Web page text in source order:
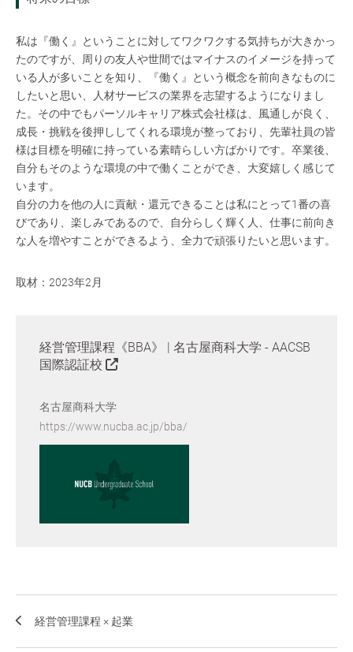
私は『働く』ということに対してワクワクする気持ちが大きかっ
たのですが、周りの友人や世間ではマイナスのイメージを持って
いる人が多いことを知り、『働く』という概念を前向きなものに
したいと思い、人材サービスの業界を志望するようになりまし
た。その中でもパーソルキャリア株式会社様は、風通しが良く、
成長・挑戦を後押ししてくれる環境が整っており、先輩社員の皆
様は目標を明確に持っている素晴らしい方ばかりです。卒業後、
自分もそのような環境の中で働くことができ、大変嬉しく感じて
います。
自分の力を他の人に貢献・還元できることは私にとって1番の喜
びであり、楽しみであるので、自分らしく輝く人、仕事に前向き
な人を増やすことができるよう、全力で頑張りたいと思います。
取材：2023年2月
経営管理課程《BBA》 | 名古屋商科大学 - AACSB
国際認証校
名古屋商科大学
https://www.nucba.ac.jp/bba/
経営管理課程 × 起業